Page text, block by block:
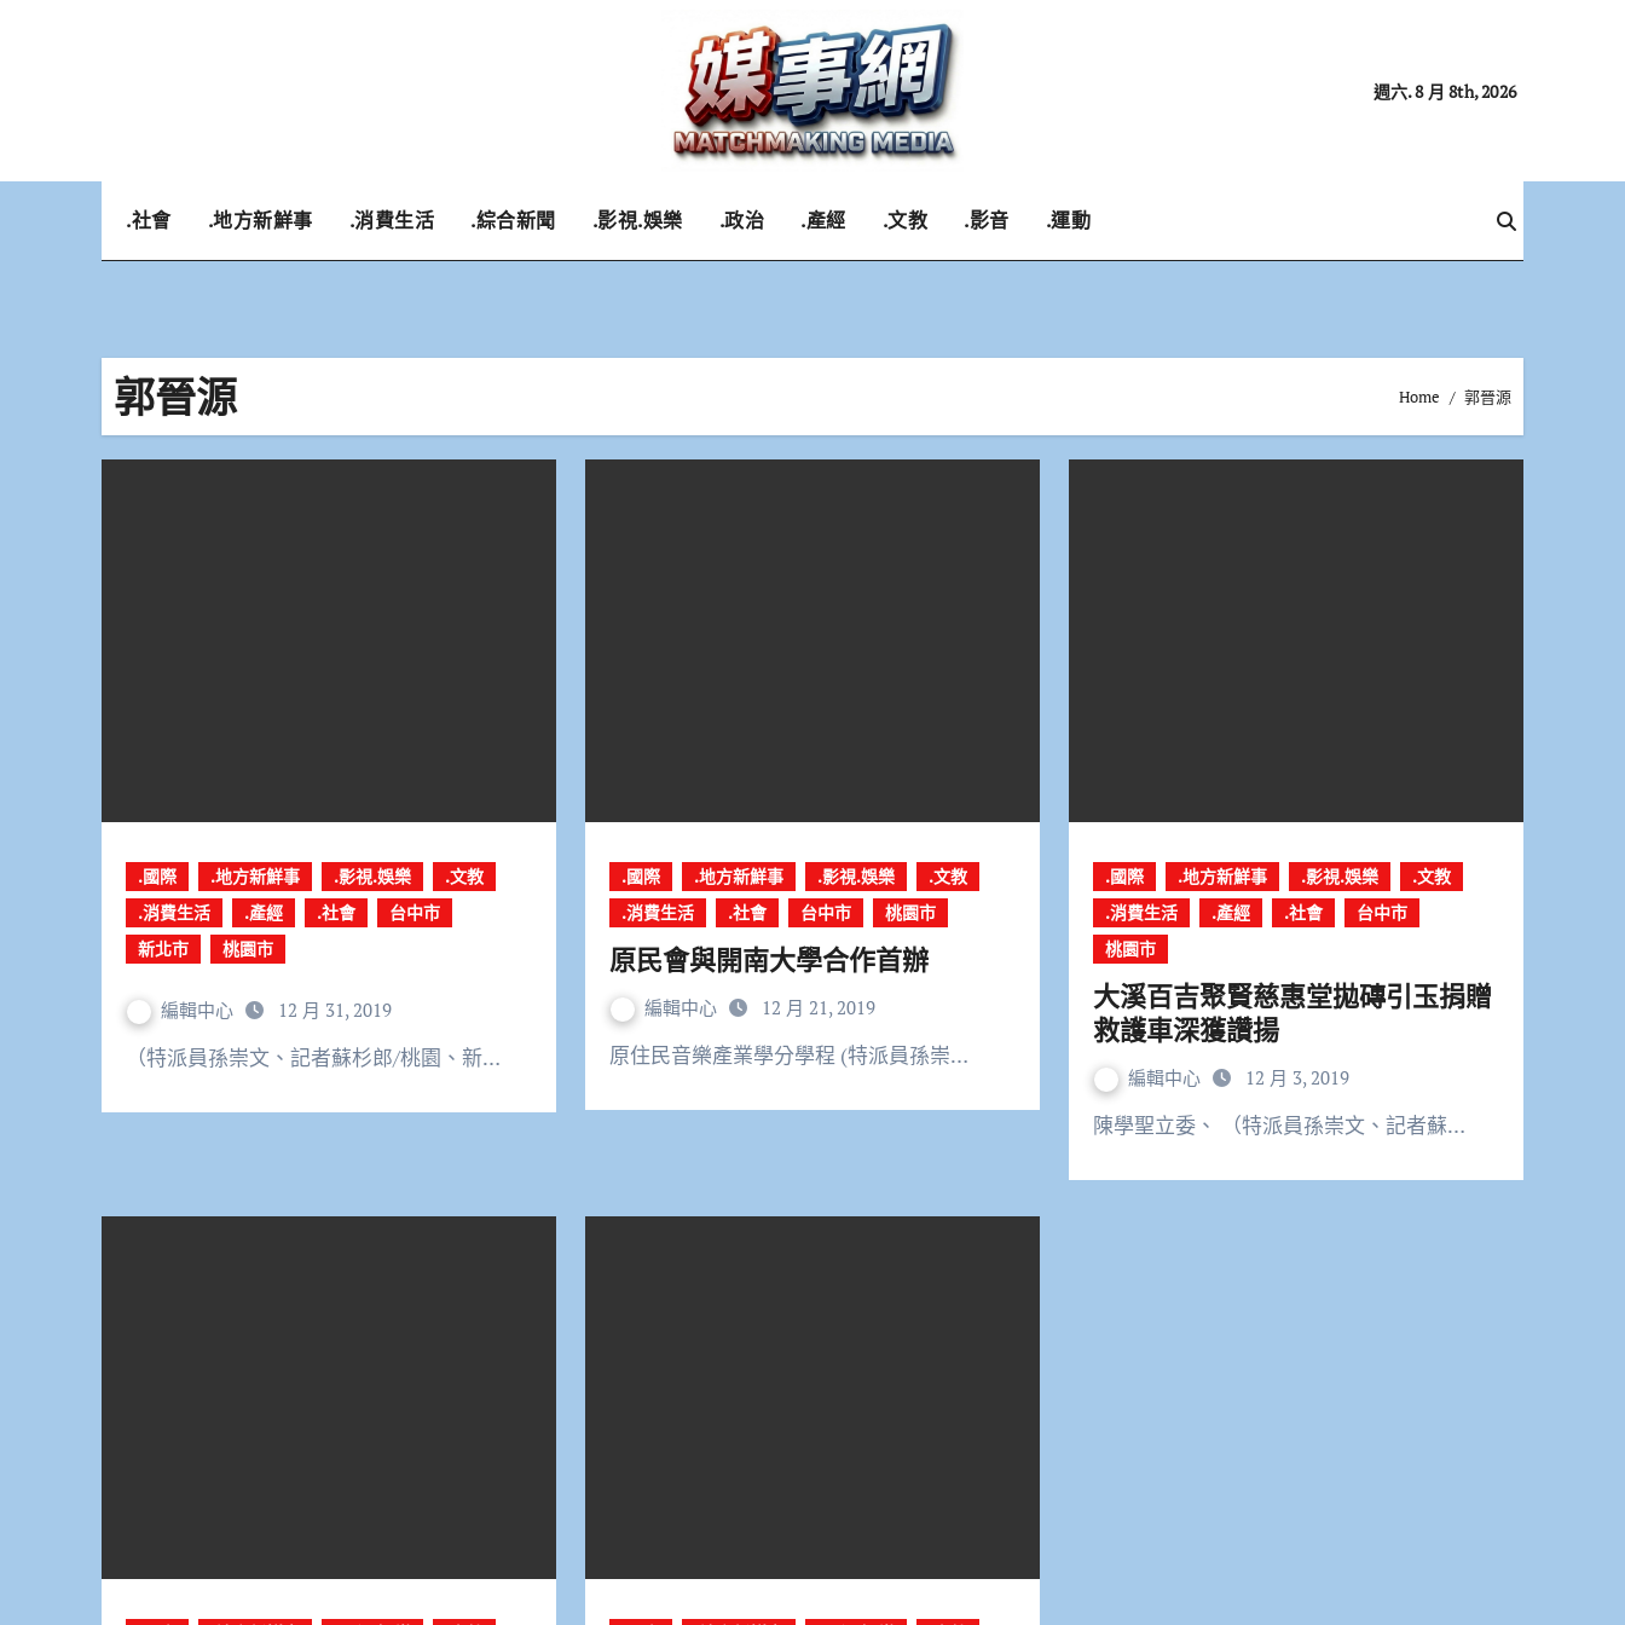
週六. 8 月 8th, 2026
.社會 .地方新鮮事 .消費生活 .綜合新聞 .影視.娛樂 .政治 .產經 .文教 .影音 .運動
郭晉源 Home 郭晉源
.國際 .地方新鮮事 .影視.娛樂
.文教
.消費生活
.產經 .社會
台中市
新北市
桃園市
編輯中心 12 月 31, 2019
（特派員孫崇文、記者蘇杉郎/桃園、新…
.國際 .地方新鮮事 .影視.娛樂
.文教
.消費生活
.社會 台中市 桃園市
原民會與開南大學合作首辦
編輯中心 12 月 21, 2019
原住民音樂產業學分學程 (特派員孫崇…
.國際 .地方新鮮事 .影視.娛樂
.文教
.消費生活
.產經 .社會
台中市
桃園市
大溪百吉聚賢慈惠堂拋磚引玉捐贈
救護車深獲讚揚
編輯中心 12 月 3, 2019
陳學聖立委、 （特派員孫崇文、記者蘇…